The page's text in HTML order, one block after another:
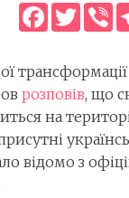
Facebook
розповів, що
на
відомо з